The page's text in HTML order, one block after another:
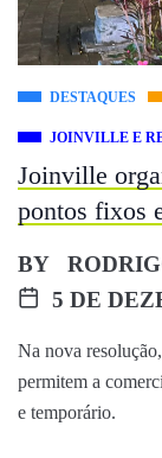
DESTAQUES
JOINVILLE E
Joinville
pontos fixos
BY
5 DE
Na nova
permitem a
e temporário.